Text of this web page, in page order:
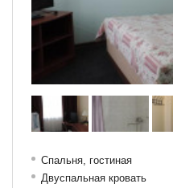
Спальня, гостиная
Двуспальная кровать